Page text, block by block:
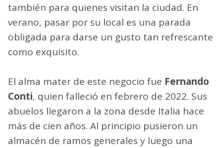
también para quienes visitan la ciudad. En
verano, pasar por su local es una parada
obligada para darse un gusto tan refrescante
como exquisito.
El alma mater de este negocio fue Fernando
Conti, quien falleció en febrero de 2022. Sus
abuelos llegaron a la zona desde Italia hace
más de cien años. Al principio pusieron un
almacén de ramos generales y luego una